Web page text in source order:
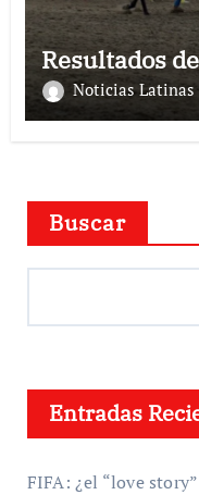
Resultados
Noticias Latinas
Buscar
Entradas
FIFA: ¿el “love